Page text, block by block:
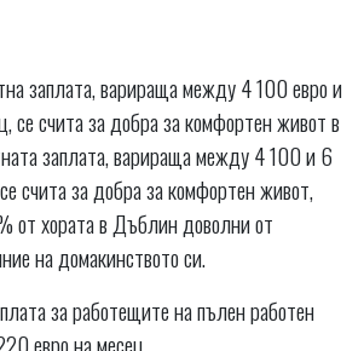
заплата, варираща между 4 100 евро и
се счита за добра за комфортен живот в
заплата, варираща между 4 100 и 6
счита за добра за комфортен живот,
от хората в Дъблин доволни от
на домакинството си.
за работещите на пълен работен
евро на месец.